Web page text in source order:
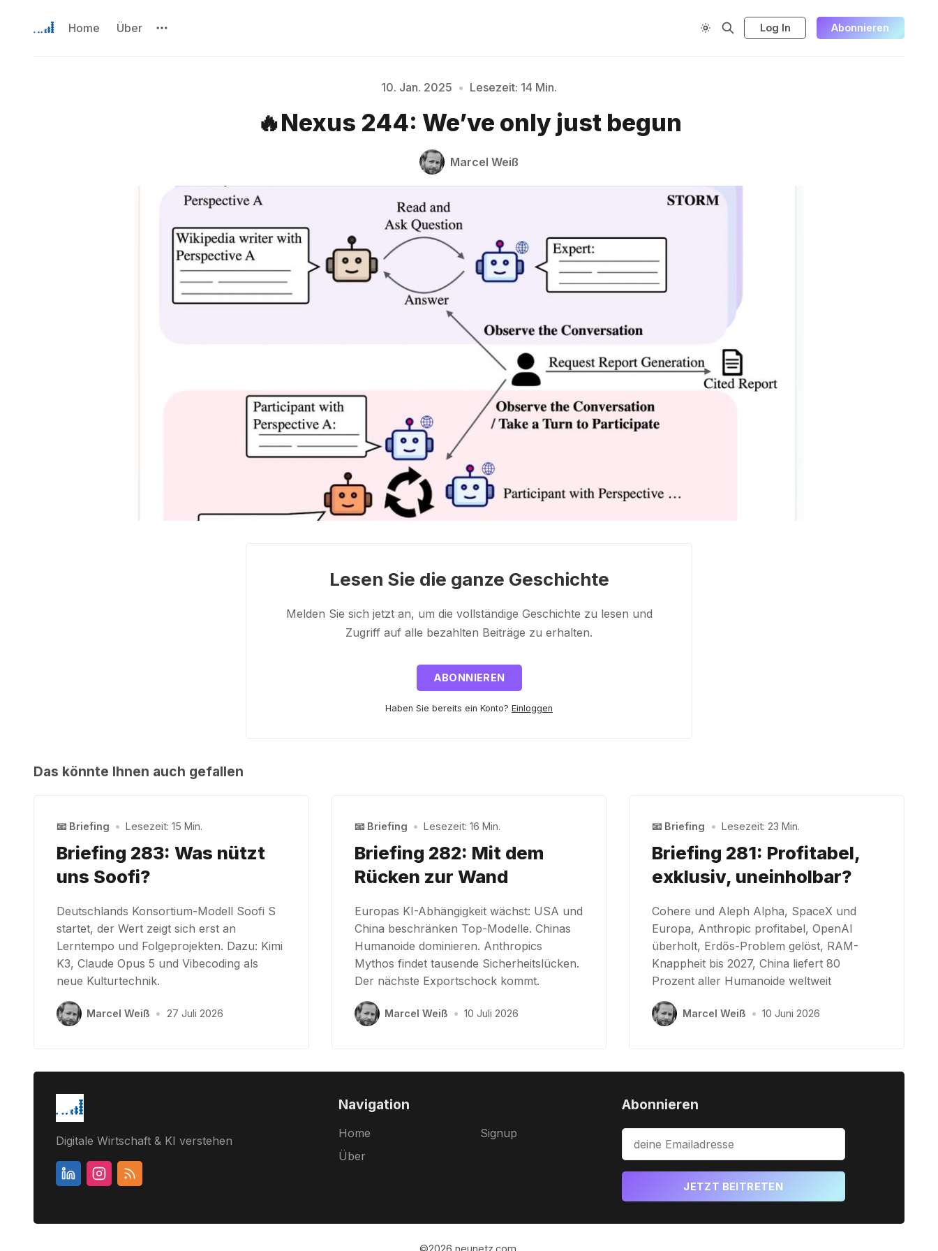
Home Über Log In Abonnieren
Bitte geben Sie mindestens 3 Zeichen ein
10. Jan. 2025 • Lesezeit: 14 Min.
🔥Nexus 244: We’ve only just begun
Marcel Weiß
Lesen Sie die ganze Geschichte
Melden Sie sich jetzt an, um die vollständige Geschichte zu lesen und
Zugriff auf alle bezahlten Beiträge zu erhalten.
ABONNIEREN
Haben Sie bereits ein Konto? Einloggen
Das könnte Ihnen auch gefallen
📧 Briefing • Lesezeit: 15 Min.
Briefing 283: Was nützt
uns Soofi?
Deutschlands Konsortium-Modell Soofi S
startet, der Wert zeigt sich erst an
Lerntempo und Folgeprojekten. Dazu: Kimi
K3, Claude Opus 5 und Vibecoding als
neue Kulturtechnik.
Marcel Weiß • 27 Juli 2026
📧 Briefing • Lesezeit: 16 Min.
Briefing 282: Mit dem
Rücken zur Wand
Europas KI-Abhängigkeit wächst: USA und
China beschränken Top-Modelle. Chinas
Humanoide dominieren. Anthropics
Mythos findet tausende Sicherheitslücken.
Der nächste Exportschock kommt.
Marcel Weiß • 10 Juli 2026
📧 Briefing • Lesezeit: 23 Min.
Briefing 281: Profitabel,
exklusiv, uneinholbar?
Cohere und Aleph Alpha, SpaceX und
Europa, Anthropic profitabel, OpenAI
überholt, Erdős-Problem gelöst, RAM-
Knappheit bis 2027, China liefert 80
Prozent aller Humanoide weltweit
Marcel Weiß • 10 Juni 2026
Digitale Wirtschaft & KI verstehen
Navigation
Home
Über
Signup
Abonnieren
JETZT BEITRETEN
©2026 neunetz.com